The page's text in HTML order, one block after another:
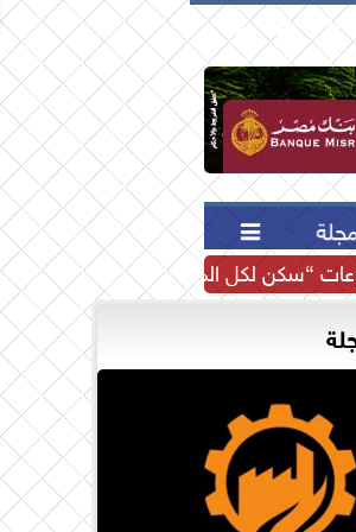
  


“سكن لكل المصريين” و”ديارنا”